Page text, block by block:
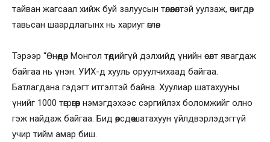
тайван жагсаал хийж буй залуусын төлөөлөлтэй уулзаж, өчигдөр
тавьсан шаардлагынх нь хариуг өглөө.
Тэрээр “Өнөөдөр Монгол төдийгүй дэлхийд үнийн өсөлт явагдаж
байгаа нь үнэн. УИХ-д хууль оруулчихаад байгаа.
Батлагдана гэдэгт итгэлтэй байна. Хуулиар шатахууны
үнийг 1000 төгрөгөөр нэмэгдэхээс сэргийлэх боломжийг олно
гэж найдаж байгаа. Бид өөрсдөө шатахуун үйлдвэрлэдэггүй
учир тийм амар биш.